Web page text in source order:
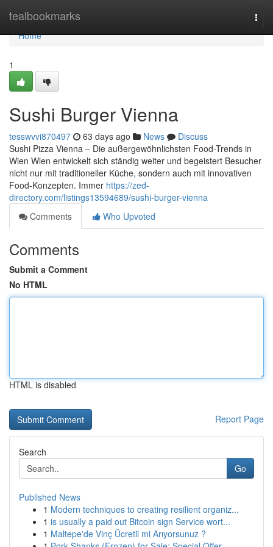
tealbookmarks
Home
Home
1
Sushi Burger Vienna
tesswvvi870497 63 days ago News
Discuss
Sushi Pizza Vienna – Die außergewöhnlichsten Food-Trends in
Wien Wien entwickelt sich ständig weiter und begeistert Besucher
nicht nur mit traditioneller Küche, sondern auch mit innovativen
Food-Konzepten. Immer https://zed-
directory.com/listings13594689/sushi-burger-vienna
Comments
Who Upvoted
Comments
Submit a Comment
No HTML
HTML is disabled
Report Page
Search
Go
Published News
1 Modern techniques to creating resilient organiz...
1 is usually a paid out Bitcoin sign Service wort...
1 Maltepe'de Vinç Ücretli mi Arıyorsunuz ?